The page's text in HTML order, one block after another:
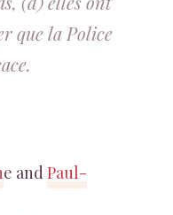
que la Police
e and Paul-